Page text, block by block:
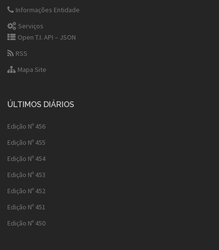
Informações Entidade
Serviços
Open T.I. API – JSON
RSS
Mapa Site
ÚLTIMOS DIÁRIOS
Edição Nº 456
Edição Nº 455
Edição Nº 454
Edição Nº 453
Edição Nº 452
Edição Nº 451
Edição Nº 450